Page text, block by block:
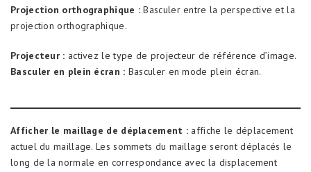
Projection orthographique : Basculer entre la perspective et la
projection orthographique.
Projecteur : activez le type de projecteur de référence d’image.
Basculer en plein écran : Basculer en mode plein écran.
Afficher le maillage de déplacement : affiche le déplacement
actuel du maillage. Les sommets du maillage seront déplacés le
long de la normale en correspondance avec la displacement